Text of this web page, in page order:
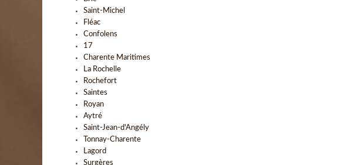
Saint-Michel
Fléac
Confolens
17
Charente Maritimes
La Rochelle
Rochefort
Saintes
Royan
Aytré
Saint-Jean-d'Angély
Tonnay-Charente
Lagord
Surgères